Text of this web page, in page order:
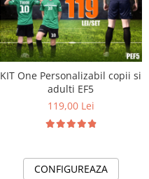
KIT One Personalizabil copii si
adulti EF5
119,00 Lei
CONFIGUREAZA